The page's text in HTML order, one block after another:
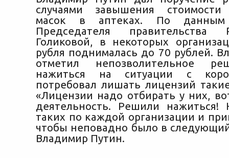
случаями завышения стоимости
масок в аптеках. По данным
Председателя
Голиковой, в некоторых
рубля поднималась до 70 рублей.
отметил непозволительное
нажиться на ситуации с
потребовал лишать лицензий
«Лицензии надо отбирать у них,
деятельность. Решили нажиться!
таких по каждой организации и
чтобы неповадно было в следующий
Владимир Путин.